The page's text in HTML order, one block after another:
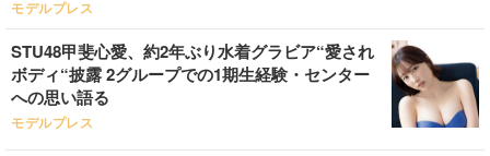
モデルプレス
STU48甲斐心愛、約2年ぶり水着グラビア“愛され
ボディ“披露 2グループでの1期生経験・センター
への思い語る
モデルプレス